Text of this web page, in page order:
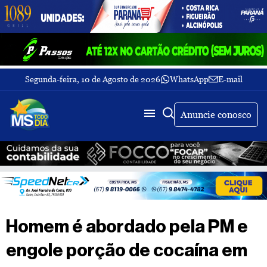
Segunda-feira, 10 de Agosto de 2026 WhatsApp E-mail
Fechar Menu
Últimas
notícias
Galeria
de
fotos
Sobre
Nós
TV
MS
dia
Anuncie conosco
Buscar
Homem é abordado pela PM e
engole porção de cocaína em